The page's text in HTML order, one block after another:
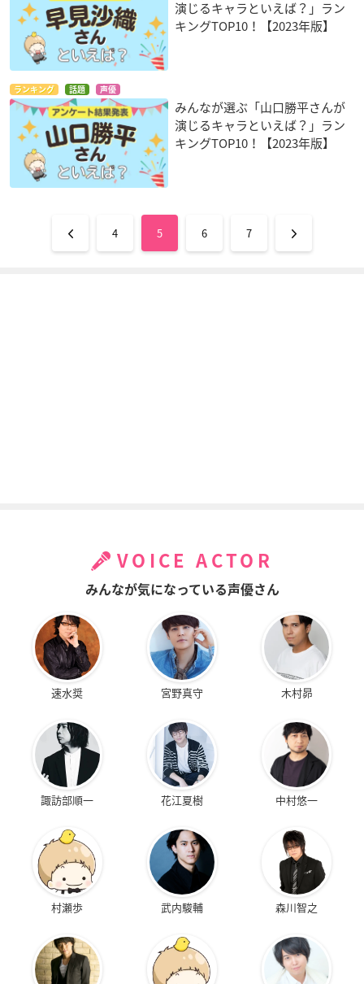
演じるキャラといえば？」ラン
キングTOP10！【2023年版】
ランキング 話題 声優
みんなが選ぶ「山口勝平さんが
演じるキャラといえば？」ラン
キングTOP10！【2023年版】
4 5 6 7
VOICE ACTOR
みんなが気になっている声優さん
速水奨 宮野真守 木村昴
諏訪部順一 花江夏樹 中村悠一
村瀬歩 武内駿輔 森川智之